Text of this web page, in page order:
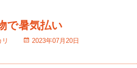
で暑気払い
リ 2023年07月20日